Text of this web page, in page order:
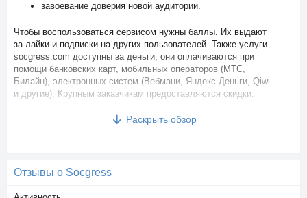
завоевание доверия новой аудитории.
Чтобы воспользоваться сервисом нужны баллы. Их выдают
за лайки и подписки на других пользователей. Также услуги
socgress.com доступны за деньги, они оплачиваются при
помощи банковских карт, мобильных операторов (МТС,
Билайн), электронных систем (Вебмани, Яндекс.Деньги, Qiwi
и другие). Крупным заказчикам предоставляются скидки.
Сервис содержит следующие инструменты:
бот, автоматически выполняющий задания от системы
Раскрыть обзор
Отзывы о Socgress